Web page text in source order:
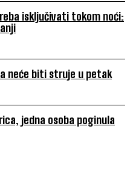
isključivati tokom noći:
neće biti struje u petak
jedna osoba poginula